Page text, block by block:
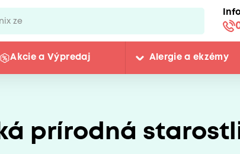
Akcie a Výpredaj Alergie a ekzémy
prírodná